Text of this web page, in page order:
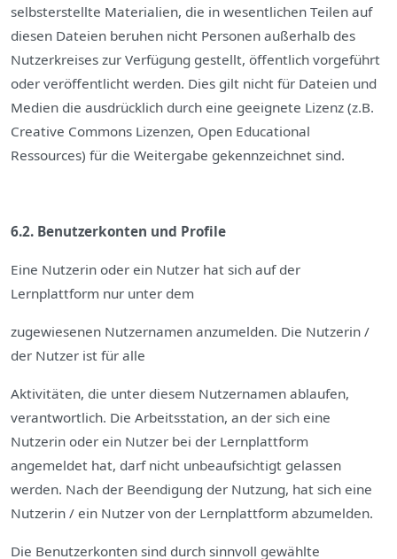
selbsterstellte Materialien, die in wesentlichen Teilen auf
diesen Dateien beruhen nicht Personen außerhalb des
Nutzerkreises zur Verfügung gestellt, öffentlich vorgeführt
oder veröffentlicht werden. Dies gilt nicht für Dateien und
Medien die ausdrücklich durch eine geeignete Lizenz (z.B.
Creative Commons Lizenzen, Open Educational
Ressources) für die Weitergabe gekennzeichnet sind.
6.2. Benutzerkonten und Profile
Eine Nutzerin oder ein Nutzer hat sich auf der
Lernplattform nur unter dem
zugewiesenen Nutzernamen anzumelden. Die Nutzerin /
der Nutzer ist für alle
Aktivitäten, die unter diesem Nutzernamen ablaufen,
verantwortlich. Die Arbeitsstation, an der sich eine
Nutzerin oder ein Nutzer bei der Lernplattform
angemeldet hat, darf nicht unbeaufsichtigt gelassen
werden. Nach der Beendigung der Nutzung, hat sich eine
Nutzerin / ein Nutzer von der Lernplattform abzumelden.
Die Benutzerkonten sind durch sinnvoll gewählte